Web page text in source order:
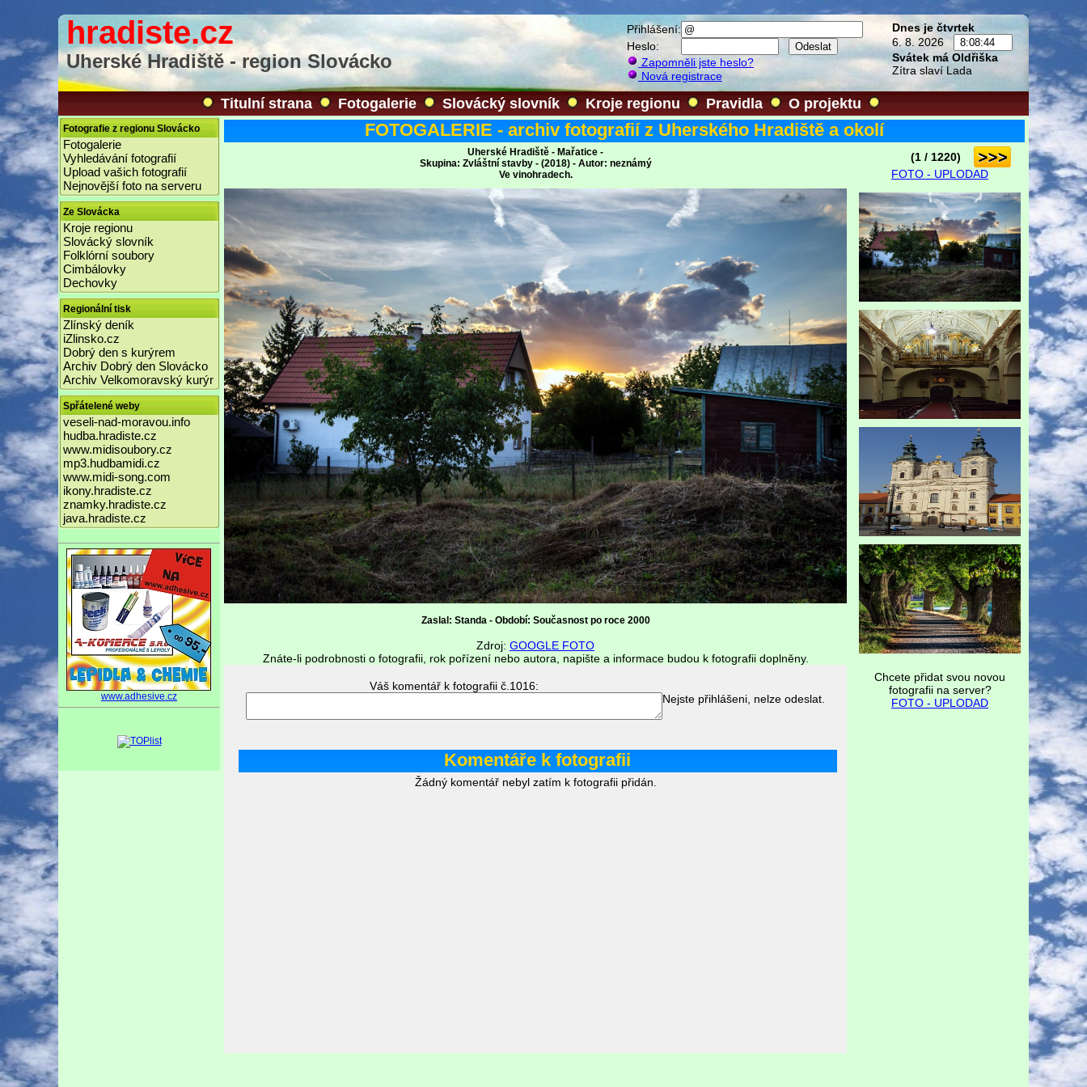
Přihlášení:
Heslo:
Zapomněli jste heslo?
Nová registrace
Dnes je čtvrtek
6. 8. 2026
Svátek má Oldřiška
Zítra slaví Lada
hradiste.cz
Uherské Hradiště - region Slovácko
Titulní strana Fotogalerie Slovácký slovník Kroje regionu Pravidla O projektu
Fotografie z regionu Slovácko
Fotogalerie
Vyhledávání fotografií
Upload vašich fotografií
Nejnovější foto na serveru
Ze Slovácka
Kroje regionu
Slovácký slovník
Folklórní soubory
Cimbálovky
Dechovky
Regionální tisk
Zlínský deník
iZlinsko.cz
Dobrý den s kurýrem
Archiv Dobrý den Slovácko
Archiv Velkomoravský kurýr
Spřátelené weby
veseli-nad-moravou.info
hudba.hradiste.cz
www.midisoubory.cz
mp3.hudbamidi.cz
www.midi-song.com
ikony.hradiste.cz
znamky.hradiste.cz
java.hradiste.cz
www.adhesive.cz
FOTOGALERIE - archiv fotografií z Uherského Hradiště a okolí
Uherské Hradiště - Mařatice -
Skupina: Zvláštní stavby - (2018) - Autor: neznámý
Ve vinohradech.
(1 / 1220)
FOTO - UPLODAD
Zaslal: Standa - Období: Současnost po roce 2000
Zdroj: GOOGLE FOTO
Znáte-li podrobnosti o fotografii, rok pořízení nebo autora, napište a informace budou k fotografii doplněny.
Chcete přidat svou novou
fotografii na server?
FOTO - UPLODAD